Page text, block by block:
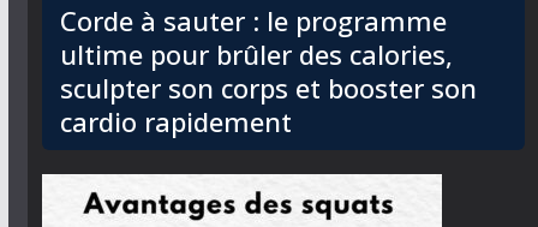
Corde à sauter : le programme
ultime pour brûler des calories,
sculpter son corps et booster son
cardio rapidement